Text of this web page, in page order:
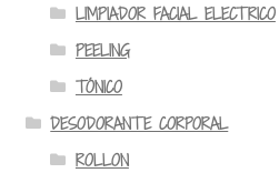
LIMPIADOR FACIAL ELECTRICO
PEELING
TÓNICO
DESODORANTE CORPORAL
ROLLON